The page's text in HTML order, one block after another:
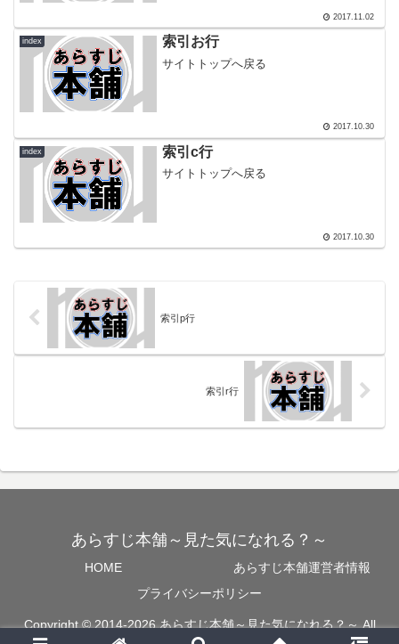
2017.11.02
index 索引お行
サイトトップへ戻る
2017.10.30
index 索引c行
サイトトップへ戻る
2017.10.30
索引p行
索引r行
あらすじ本舗～見た気になれる？～
HOME
あらすじ本舗運営者情報
プライバシーポリシー
Copyright © 2014-2026 あらすじ本舗～見た気になれる？～ All